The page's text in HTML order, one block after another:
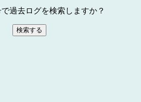
過去ログを検索しますか？